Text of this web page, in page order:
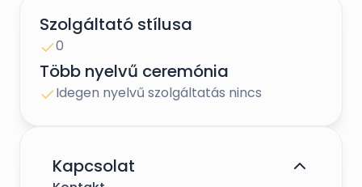
lánykikéréssel kezdődik. A polgári és egyházi
esküvők alkalmával a násznép és a fotós
segítségére vagyok, hogy minden olajozottan
működjön. A vacsora ideje alatt természetesen
minden fogáshoz és az étkezések alatt is
frappáns, humoros versikék, szövegek hangzanak
el. Ezen kívül játékokkal szórakoztatom az ifjú párt
fiatal párral is szoktam egyeztetni, hiszen ők
ismerik családtagjaikat, hogy milyen igényekkel
Szolgáltató stílusa
0
Több nyelvű ceremónia
Idegen nyelvű szolgáltatás nincs
Kapcsolat